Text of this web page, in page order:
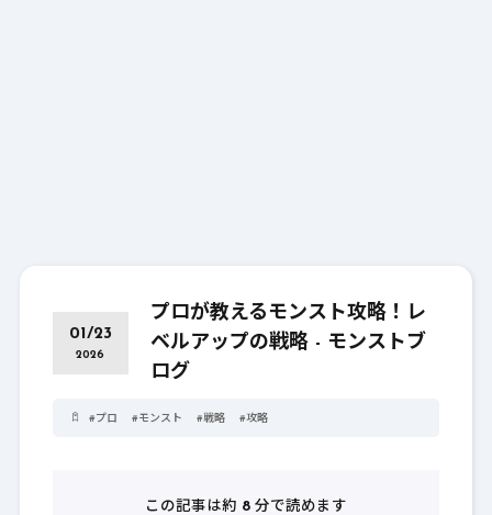
01/23
2026
プロが教えるモンスト攻略！レ
ベルアップの戦略 - モンストブ
ログ
#プロ #モンスト #戦略 #攻略
この記事は約 8 分で読めます